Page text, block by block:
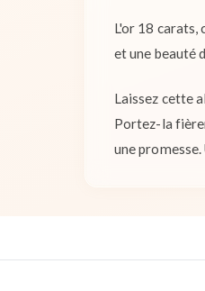
L'or 18 carats,
et une beauté
Laissez cette
Portez-la
une